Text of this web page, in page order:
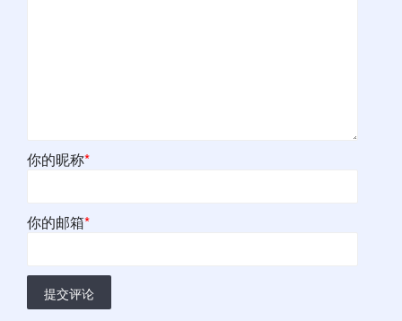
你的昵称*
你的邮箱*
提交评论